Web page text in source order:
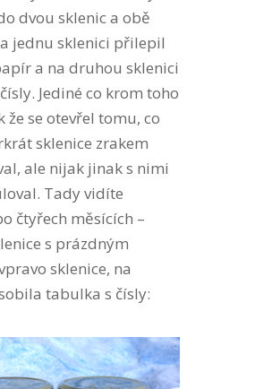
dvou sklenic a obě
jednu sklenici přilepil
a na druhou sklenici
Jediné co krom toho
že se otevřel tomu, co
sklenice zrakem
ale nijak jinak s nimi
Tady vidíte
čtyřech měsících –
s prázdným
sklenice, na
tabulka s čísly: